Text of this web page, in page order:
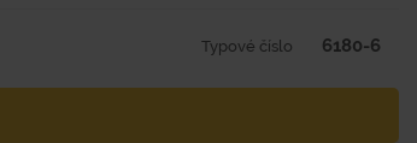
Typové číslo 6180-6